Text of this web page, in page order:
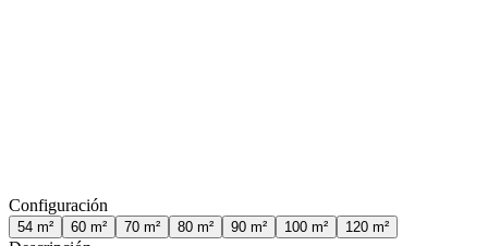
Configuración
54 m² 60 m² 70 m² 80 m² 90 m² 100 m² 120 m²